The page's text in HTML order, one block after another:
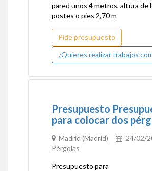
pared unos 4 metros, altura de
postes o pies 2,70 m
Pide presupuesto
¿Quieres realizar trabajos
Presupuesto
para colocar dos
Madrid (Madrid)
24/02/
Pérgolas
Presupuesto para